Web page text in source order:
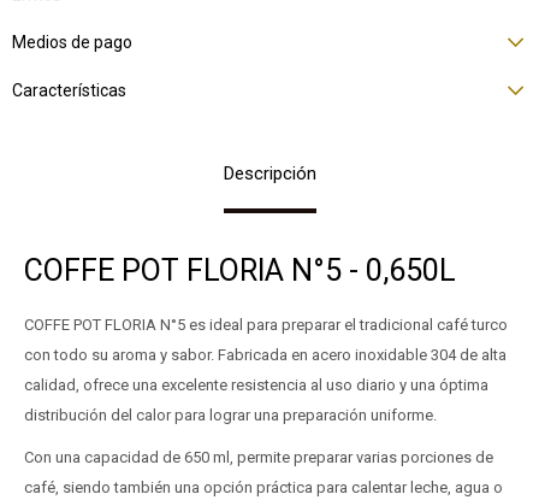
Medios de pago
Características
Descripción
COFFE POT FLORIA N°5 - 0,650L
COFFE POT FLORIA N°5 es ideal para preparar el tradicional café turco
con todo su aroma y sabor. Fabricada en acero inoxidable 304 de alta
calidad, ofrece una excelente resistencia al uso diario y una óptima
distribución del calor para lograr una preparación uniforme.
Con una capacidad de 650 ml, permite preparar varias porciones de
café, siendo también una opción práctica para calentar leche, agua o